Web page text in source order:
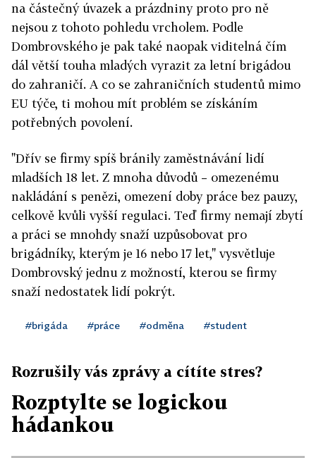
na částečný úvazek a prázdniny proto pro ně
nejsou z tohoto pohledu vrcholem. Podle
Dombrovského je pak také naopak viditelná čím
dál větší touha mladých vyrazit za letní brigádou
do zahraničí. A co se zahraničních studentů mimo
EU týče, ti mohou mít problém se získáním
potřebných povolení.
"Dřív se firmy spíš bránily zaměstnávání lidí
mladších 18 let. Z mnoha důvodů – omezenému
nakládání s penězi, omezení doby práce bez pauzy,
celkově kvůli vyšší regulaci. Teď firmy nemají zbytí
a práci se mnohdy snaží uzpůsobovat pro
brigádníky, kterým je 16 nebo 17 let," vysvětluje
Dombrovský jednu z možností, kterou se firmy
snaží nedostatek lidí pokrýt.
#brigáda #práce #odměna #student
Rozrušily vás zprávy a cítíte stres?
Rozptylte se logickou
hádankou